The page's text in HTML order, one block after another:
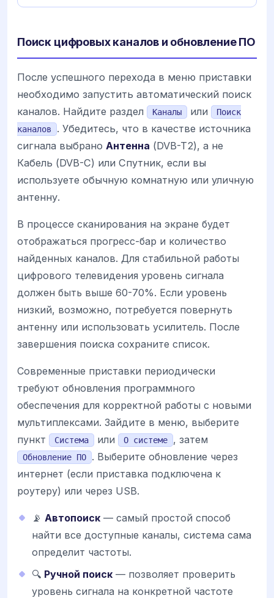
Поиск цифровых каналов и обновление ПО
После успешного перехода в меню приставки
необходимо запустить автоматический поиск
каналов. Найдите раздел
Каналы или
Поиск
каналов
. Убедитесь, что в качестве источника
сигнала выбрано Антенна (DVB-T2), а не
Кабель (DVB-C) или Спутник, если вы
используете обычную комнатную или уличную
антенну.
В процессе сканирования на экране будет
отображаться прогресс-бар и количество
найденных каналов. Для стабильной работы
цифрового телевидения уровень сигнала
должен быть выше 60-70%. Если уровень
низкий, возможно, потребуется повернуть
антенну или использовать усилитель. После
завершения поиска сохраните список.
Современные приставки периодически
требуют обновления программного
обеспечения для корректной работы с новыми
мультиплексами. Зайдите в меню, выберите
пункт
Система или О системе , затем
Обновление ПО
. Выберите обновление через
интернет (если приставка подключена к
роутеру) или через USB.
📡 Автопоиск — самый простой способ
найти все доступные каналы, система сама
определит частоты.
🔍 Ручной поиск — позволяет проверить
уровень сигнала на конкретной частоте